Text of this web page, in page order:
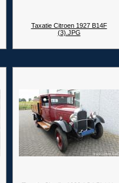
Taxatie Citroen 1927 B14F
(3).JPG